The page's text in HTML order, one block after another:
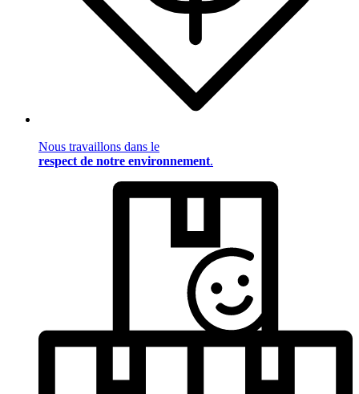
Nous travaillons dans le
respect de notre environnement.